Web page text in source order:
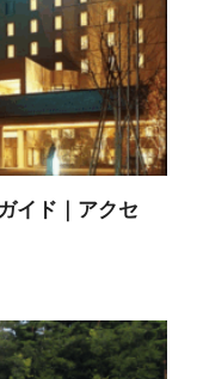
イド｜アクセ